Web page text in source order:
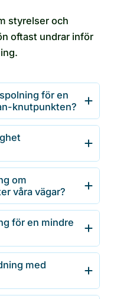
styrelser och
oftast undrar inför
för en
knutpunkten?
om
våra vägar?
för en mindre
med